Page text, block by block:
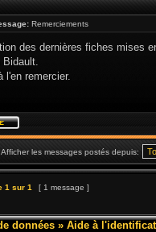
Remerciements
des dernières fiches mises
Bidault.
l'en remercier.
Afficher les messages postés depuis:
1 sur 1 [ 1 message ]
données » Aide à